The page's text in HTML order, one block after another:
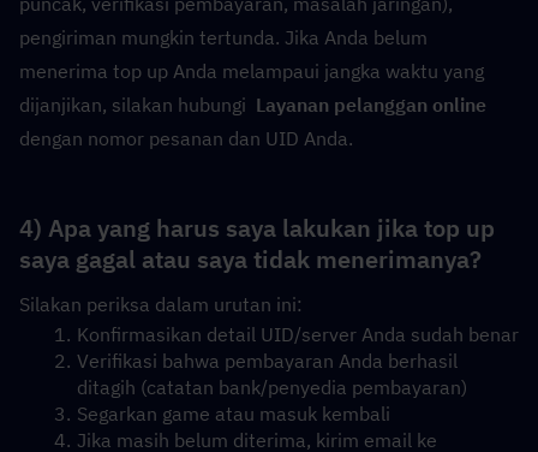
pengiriman mungkin tertunda. Jika Anda belum
menerima top up Anda melampaui jangka waktu yang
dijanjikan, silakan hubungi Layanan pelanggan online
dengan nomor pesanan dan UID Anda.
4) Apa yang harus saya lakukan jika top up
saya gagal atau saya tidak menerimanya?
Silakan periksa dalam urutan ini:
Konfirmasikan detail UID/server Anda sudah benar
Verifikasi bahwa pembayaran Anda berhasil
ditagih (catatan bank/penyedia pembayaran)
Segarkan game atau masuk kembali